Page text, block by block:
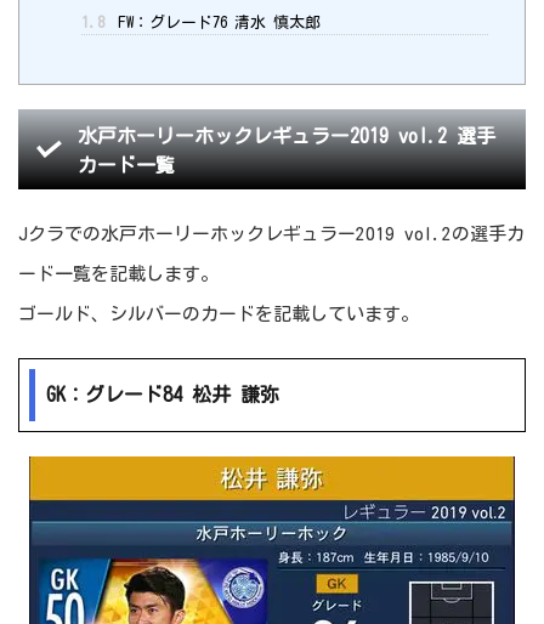
1.8 FW：グレード76 清水 慎太郎
水戸ホーリーホックレギュラー2019 vol.2 選手
カード一覧
Jクラでの水戸ホーリーホックレギュラー2019 vol.2の選手カ
ード一覧を記載します。
ゴールド、シルバーのカードを記載しています。
GK：グレード84 松井 謙弥